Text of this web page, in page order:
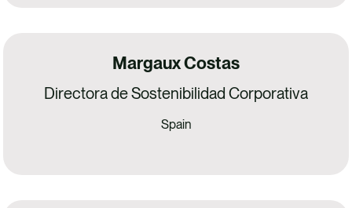
Margaux Costas
Directora de Sostenibilidad Corporativa
Spain